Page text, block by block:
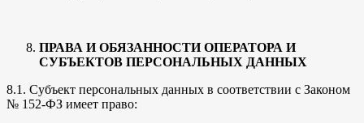
ПРАВА И ОБЯЗАННОСТИ ОПЕРАТОРА И
СУБЪЕКТОВ ПЕРСОНАЛЬНЫХ ДАННЫХ
8.1. Субъект персональных данных в соответствии с Законом
№ 152-ФЗ имеет право: